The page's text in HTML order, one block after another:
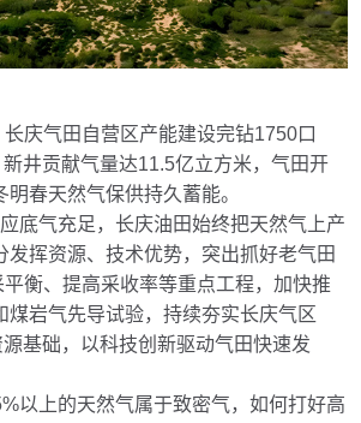
庆气田自营区产能建设完钻1750口
井贡献气量达11.5亿立方米，气田开
春天然气保供持久蓄能。
气充足，长庆油田始终把天然气上产
发挥资源、技术优势，突出抓好老气田
平衡、提高采收率等重点工程，加快推
煤岩气先导试验，持续夯实长庆气区
基础，以科技创新驱动气田快速发
上的天然气属于致密气，如何打好高